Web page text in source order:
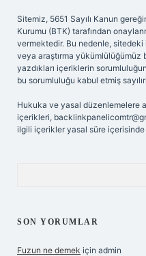
Sitemiz, 5651 Sayılı Kanun
Kurumu (BTK) tarafından
vermektedir. Bu nedenle,
veya araştırma yükümlülüğümüz
yazdıkları içeriklerin
bu sorumluluğu kabul etmiş
Hukuka ve yasal düzenlemelere
içerikleri,
ilgili içerikler yasal süre içerisinde
SON YORUMLAR
Fuzun ne demek için admin